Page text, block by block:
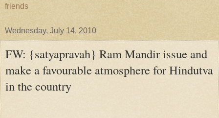
friends
Wednesday, July 14, 2010
FW: {satyapravah} Ram Mandir issue and
make a favourable atmosphere for Hindutva
in the country